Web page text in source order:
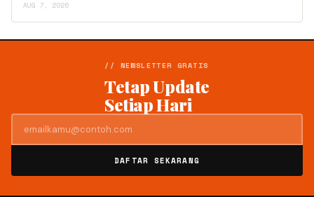
AUG 7, 2026
// NEWSLETTER GRATIS
Tetap Update
Setiap Hari
DAFTAR SEKARANG